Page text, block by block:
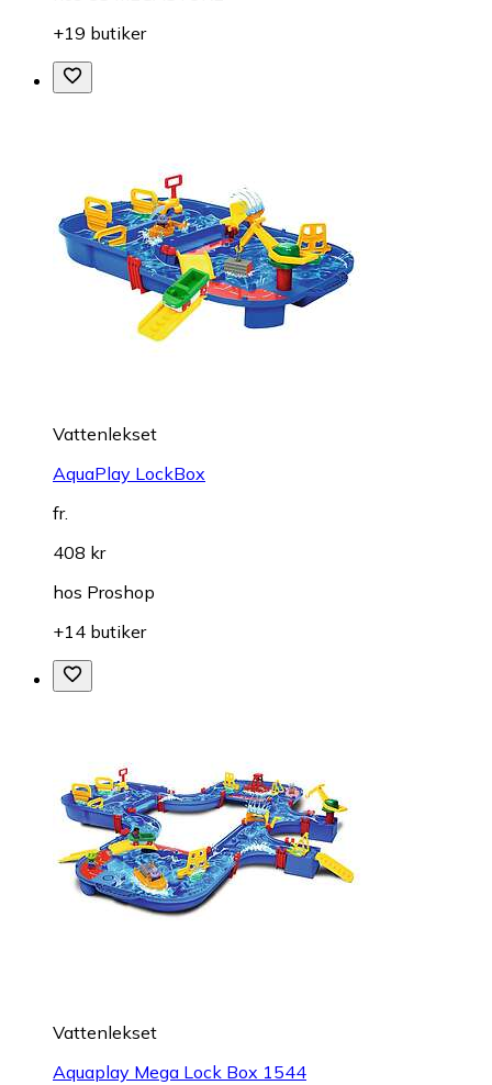
+19 butiker
Vattenlekset
AquaPlay LockBox
fr.
408 kr
hos Proshop
+14 butiker
Vattenlekset
Aquaplay Mega Lock Box 1544